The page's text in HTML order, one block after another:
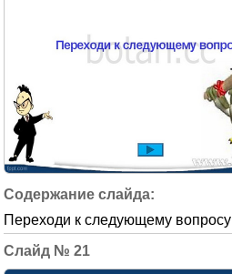
Переходи к следующему вопросу
21